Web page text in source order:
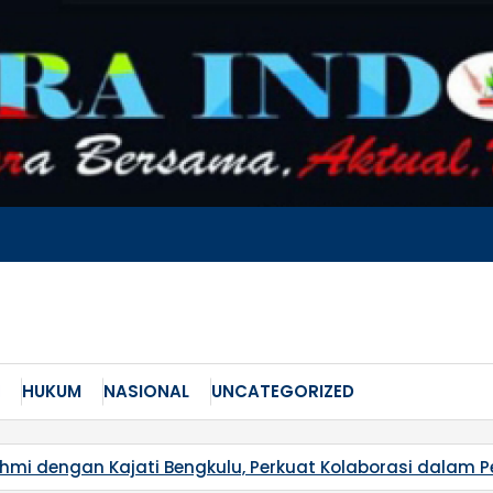
HUKUM NASIONAL UNCATEGORIZED
dengan Kajati Bengkulu, Perkuat Kolaborasi dalam